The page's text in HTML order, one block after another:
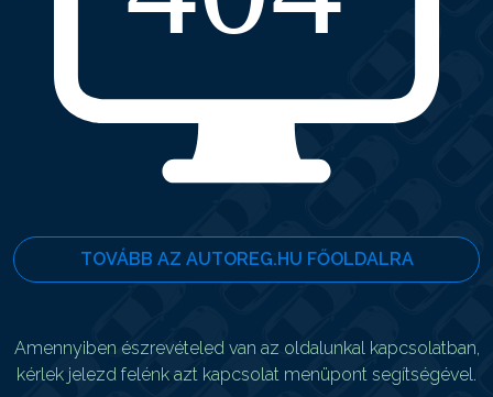
TOVÁBB AZ AUTOREG.HU FŐOLDALRA
Amennyiben észrevételed van az oldalunkal kapcsolatban,
kérlek jelezd felénk azt kapcsolat menüpont segítségével.